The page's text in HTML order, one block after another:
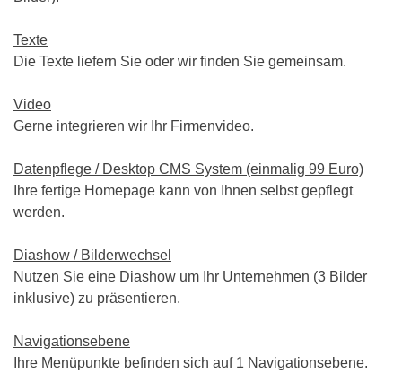
Texte
Die Texte liefern Sie oder wir finden Sie gemeinsam.
Video
Gerne integrieren wir Ihr Firmenvideo.
Datenpflege / Desktop CMS System (einmalig 99 Euro)
Ihre fertige Homepage kann von Ihnen selbst gepflegt
werden.
Diashow / Bilderwechsel
Nutzen Sie eine Diashow um Ihr Unternehmen (3 Bilder
inklusive) zu präsentieren.
Navigationsebene
Ihre Menüpunkte befinden sich auf 1 Navigationsebene.